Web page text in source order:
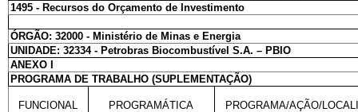
1495 - Recursos do Orçamento de Investimento
ÓRGÃO: 32000 - Ministério de Minas e Energia
UNIDADE: 32334 - Petrobras Biocombustível S.A. – PBIO
ANEXO I
PROGRAMA DE TRABALHO (SUPLEMENTAÇÃO)
FUNCIONAL PROGRAMÁTICA PROGRAMA/AÇÃO/